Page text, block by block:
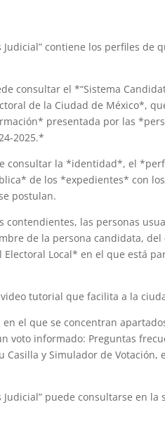
Judicial” contiene los perfiles de
consultar el *“Sistema
de la Ciudad de México*,
presentada por las
2025.*
consultar la *identidad*, el
de los *expedientes* con
postulan.
las personas
de la persona candidata,
Local* en el que está
video tutorial que facilita a la
el que se concentran
informado: Preguntas
Casilla y Simulador de
Judicial” puede consultarse en la